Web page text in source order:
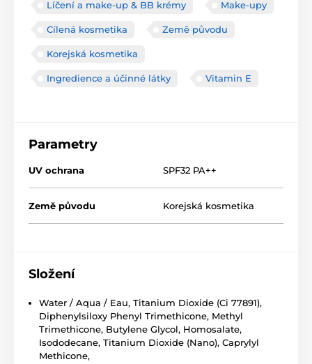
Líčení a make-up & BB krémy Make-upy
Cílená kosmetika Země původu
Korejská kosmetika
Ingredience a účinné látky Vitamin E
Parametry
UV ochrana SPF32 PA++
Země původu Korejská kosmetika
Složení
Water / Aqua / Eau, Titanium Dioxide (Ci 77891),
Diphenylsiloxy Phenyl Trimethicone, Methyl
Trimethicone, Butylene Glycol, Homosalate,
Isododecane, Titanium Dioxide (Nano), Caprylyl
Methicone,